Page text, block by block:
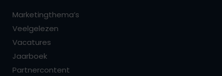
Marketingthema’s
Veelgelezen
Vacatures
Jaarboek
Partnercontent